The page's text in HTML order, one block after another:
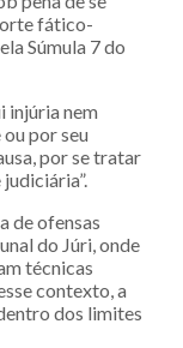
fático-
Súmula 7 do
injúria nem
por seu
por se tratar
de ofensas
do Júri, onde
técnicas
contexto, a
dos limites